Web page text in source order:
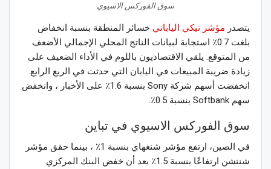
سوق الفوركس الاسيوي
يتصدر مؤشر نيكي الياباني خسائر المنطقة بنسبة انخفاض
بلغت 0.7٪ استجابة لبيانات الناتج المحلي الإجمالي الأضعف
من المتوقع. يلقي الاقتصاديون باللوم في الأداء الضعيف على
زيادة ضريبة المبيعات في اليابان التي حدثت في الربع الرابع.
انخفضت أسهم شركة Sony بنسبة 1.6٪ على الأخبار ، وانخفض
سهم Softbank بنسبة 0.5٪.
سوق الفوركس الاسيوي في تباين
في الصين، ارتفع مؤشر شنغهاي بنسبة 1٪ ، بينما حقق مؤشر
شنتشن ارتفاعًا بنسبة 1.5٪ بعد أن خفض البنك المركزي